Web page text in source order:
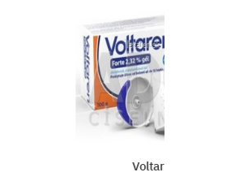
Voltaren Forte 2,32 % gél